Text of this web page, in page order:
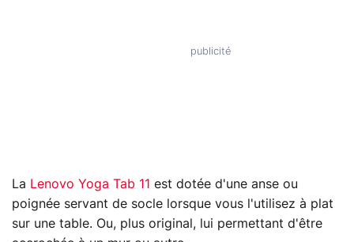
La Lenovo Yoga Tab 11 est dotée d'une anse ou
poignée servant de socle lorsque vous l'utilisez à plat
sur une table. Ou, plus original, lui permettant d'être